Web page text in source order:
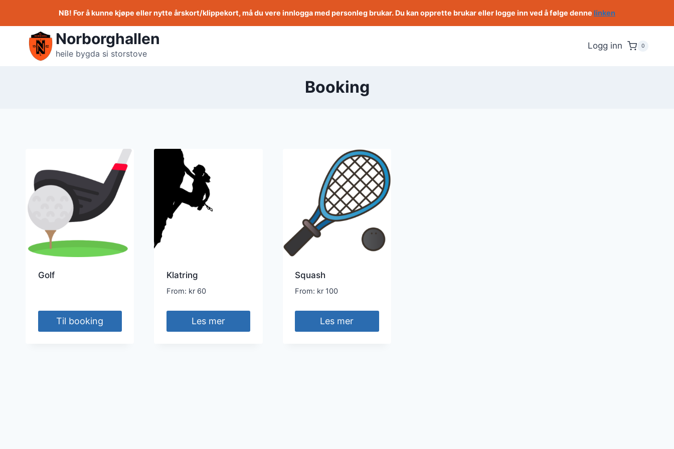
NB! For å kunne kjøpe eller nytte årskort/klippekort, må du vere innlogga med personleg brukar. Du kan opprette brukar eller logge inn ved å følge denne linken
Norborghallen
heile bygda si storstove
Logg inn 0
Booking
Golf
Til booking
Klatring
From: kr60
Les mer
Squash
From: kr 100
Les mer